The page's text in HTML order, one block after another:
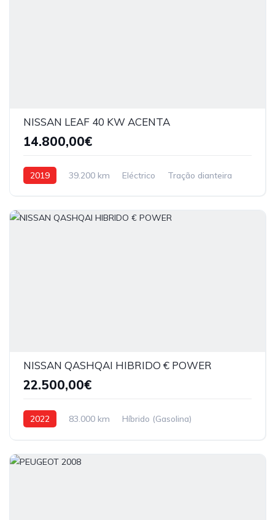
NISSAN LEAF 40 KW ACENTA
14.800,00€
2019 39.200 km Eléctrico Tração dianteira
NISSAN QASHQAI HIBRIDO € POWER
22.500,00€
2022 83.000 km
Híbrido (Gasolina)